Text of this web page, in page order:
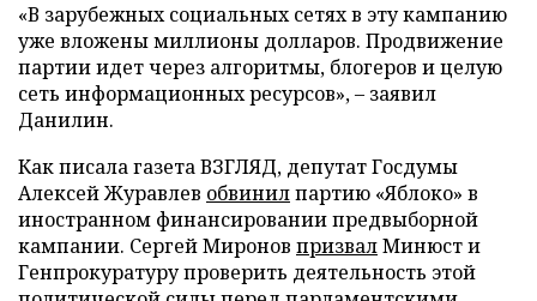
«В зарубежных социальных сетях в эту кампанию
уже вложены миллионы долларов. Продвижение
партии идет через алгоритмы, блогеров и целую
сеть информационных ресурсов», – заявил
Данилин.
Как писала газета ВЗГЛЯД, депутат Госдумы
Алексей Журавлев обвинилпартию «Яблоко» в
иностранном финансировании предвыборной
кампании. Сергей Миронов призвалМинюст и
Генпрокуратуру проверить деятельность этой